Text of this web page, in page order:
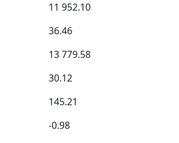
11 952.10
36.46
13 779.58
30.12
145.21
-0.98